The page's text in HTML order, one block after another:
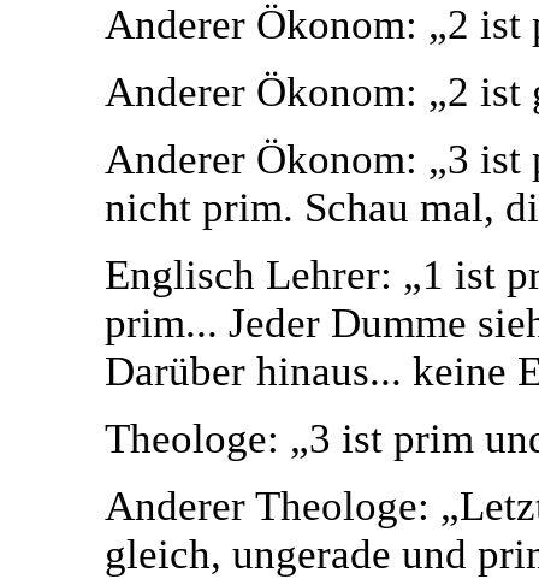
Anderer Ökonom: „2
Anderer Ökonom: „2 ist
Anderer Ökonom: „3
nicht prim. Schau mal,
Englisch Lehrer: „1 ist
prim... Jeder Dumme
Darüber hinaus... keine
Theologe: „3 ist prim
Anderer Theologe:
gleich, ungerade und